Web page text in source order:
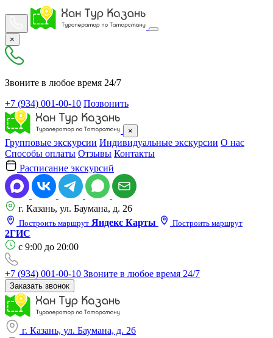
×
Звоните в любое время 24/7
+7 (934) 001-00-10 Позвонить
×
Групповые экскурсии Индивидуальные экскурсии О нас
Способы оплаты Отзывы Контакты
Расписание экскурсий
г. Казань, ул. Баумана, д. 26
Построить маршрут Яндекс Карты Построить маршрут
2ГИС
с 9:00 до 20:00
+7 (934) 001-00-10 Звоните в любое время 24/7
Заказать звонок
г. Казань, ул. Баумана, д. 26